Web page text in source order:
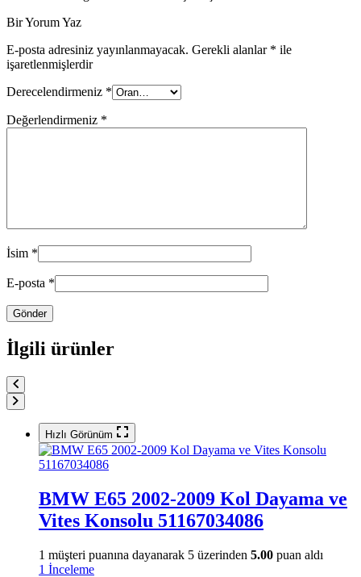
Bir Yorum Yaz
E-posta adresiniz yayınlanmayacak. Gerekli alanlar * ile
işaretlenmişlerdir
Derecelendirmeniz *
Değerlendirmeniz *
İsim *
E-posta *
İlgili ürünler
Hızlı Görünüm
BMW E65 2002-2009 Kol Dayama ve
Vites Konsolu 51167034086
1 müşteri puanına dayanarak 5 üzerinden 5.00 puan aldı
1 İnceleme